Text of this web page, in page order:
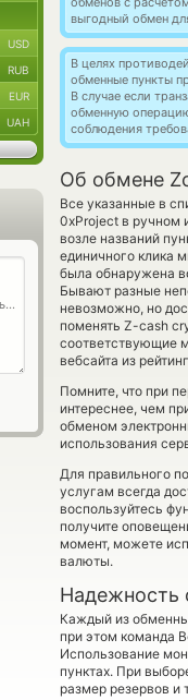
выгодный обмен
В целях
обменные пункты
В случае если
обменную
соблюдения
Об обмене
Все указанные в
0xProject в ручном
возле названий
единичного клика
была обнаружена
Бывают разные
невозможно, но
поменять Z-cash
соответствующие
вебсайта из
Помните, что при
интереснее, чем
обменом
использования
Для правильного
услугам всегда
воспользуйтесь
получите
момент, можете
валюты.
Надежность
Каждый из
при этом команда
Использование
пунктах. При
размер резервов и
USD
RUB
EUR
UAH